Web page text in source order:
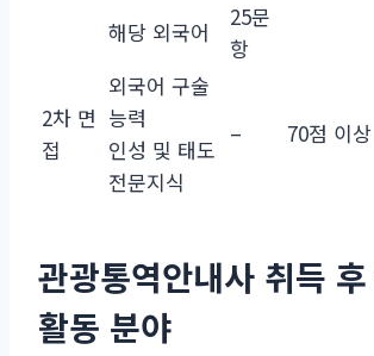
해당 외국어
25문
항
2차 면
접
외국어 구술
능력
인성 및 태도
전문지식
– 70점 이상
관광통역안내사 취득
활동 분야